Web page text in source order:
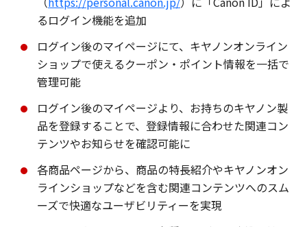
るログイン機能を追加
ログイン後のマイページにて、キヤノンオンライン
ショップで使えるクーポン・ポイント情報を一括で
管理可能
ログイン後のマイページより、お持ちのキヤノン製
品を登録することで、登録情報に合わせた関連コン
テンツやお知らせを確認可能に
各商品ページから、商品の特長紹介やキヤノンオン
ラインショップなどを含む関連コンテンツへのスム
ーズで快適なユーザビリティーを実現